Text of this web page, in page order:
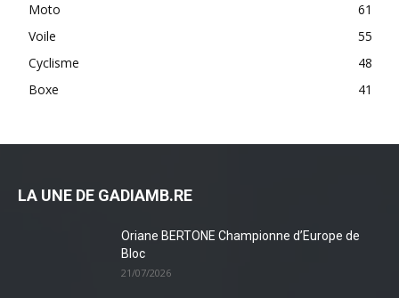
Moto
61
Voile
55
Cyclisme
48
Boxe
41
LA UNE DE GADIAMB.RE
Oriane BERTONE Championne d’Europe de
Bloc
21/07/2026